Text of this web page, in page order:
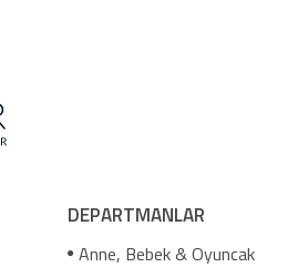
DEPARTMANLAR
Anne, Bebek & Oyuncak